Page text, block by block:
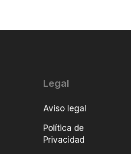
Legal
Aviso legal
Política de
Privacidad